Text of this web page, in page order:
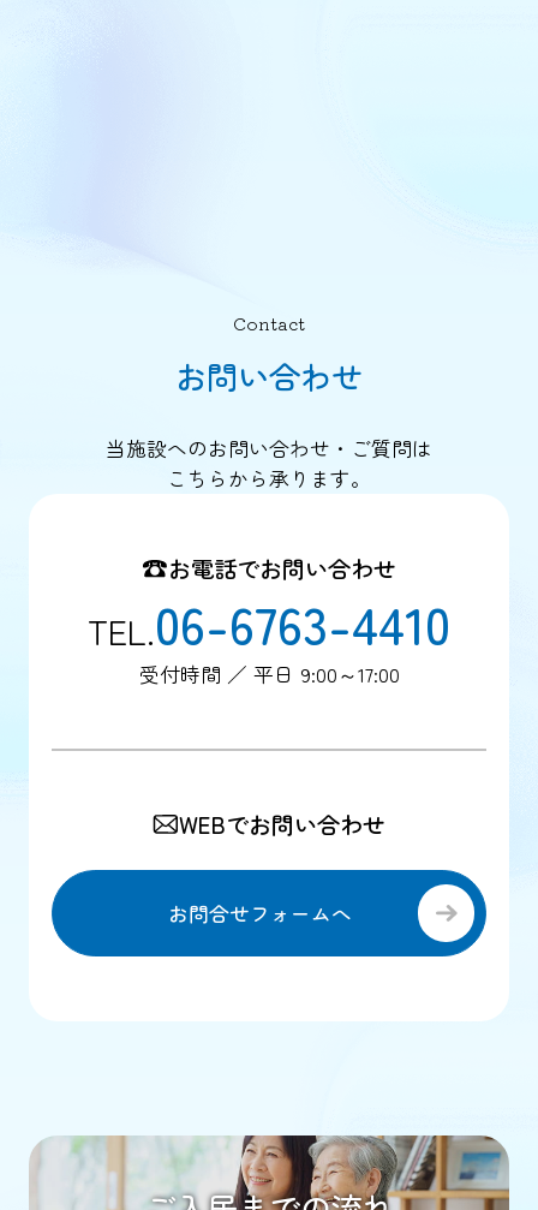
Contact
お問い合わせ
当施設へのお問い合わせ・ご質問は
こちらから承ります。
お電話でお問い合わせ
TEL.06-6763-4410
受付時間 ／ 平日 9:00～17:00
WEBでお問い合わせ
お問合せフォームへ